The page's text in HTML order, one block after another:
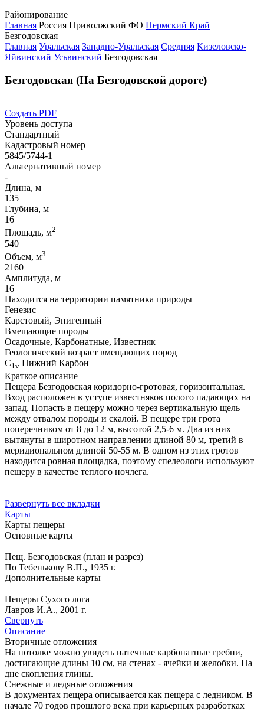
Районирование
Главная Россия Приволжский ФО Пермский Край
Безгодовская
Главная Уральская Западно-Уральская Средняя Кизеловско-
Яйвинский Усьвинский Безгодовская
Безгодовская (На Безгодовской дороге)
Создать PDF
Уровень доступа
Стандартный
Кадастровый номер
5845/5744-1
Альтернативный номер
-
Длина, м
135
Глубина, м
16
Площадь, м2
540
Объем, м3
2160
Амплитуда, м
16
Находится на территории памятника природы
Генезис
Карстовый, Эпигенный
Вмещающие породы
Осадочные, Карбонатные, Известняк
Геологический возраст вмещающих пород
C1v Нижний Карбон
Краткое описание
Пещера Безгодовская коридорно-гротовая, горизонтальная.
Вход расположен в уступе известняков полого падающих на
запад. Попасть в пещеру можно через вертикальную щель
между отвалом породы и скалой. В пещере три грота
поперечником от 8 до 12 м, высотой 2,5-6 м. Два из них
вытянуты в широтном направлении длиной 80 м, третий в
меридиональном длиной 50-55 м. В одном из этих гротов
находится ровная площадка, поэтому спелеологи используют
пещеру в качестве теплого ночлега.
Развернуть все вкладки
Карты
Карты пещеры
Основные карты
Пещ. Безгодовская (план и разрез)
По Тебенькову В.П., 1935 г.
Дополнительные карты
Пещеры Сухого лога
Лавров И.А., 2001 г.
Свернуть
Описание
Вторичные отложения
На потолке можно увидеть натечные карбонатные гребни,
достигающие длины 10 см, на стенах - ячейки и желобки. На
дне скопления глины.
Снежные и ледяные отложения
В документах пещера описывается как пещера с ледником. В
начале 70 годов прошлого века при карьерных разработках